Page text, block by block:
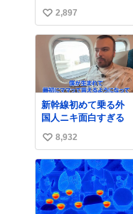
た“不適切音声”に声
明「被害届も検討」
news.livedoor.com/
article/detail… 4日に
西鉄福岡（天神）駅
および薬院駅で発生
した駅構内放送事案
について声明を公表
した。「第三者によ
って駅構内放送設備
に外部から不正に音
声が流された可能性
も含めて確認を実
施」と説明した。
い
い
ね
数
2,897
新幹線初めて乗る外
国人ニキ面白すぎる
い
い
ね
数
8,932